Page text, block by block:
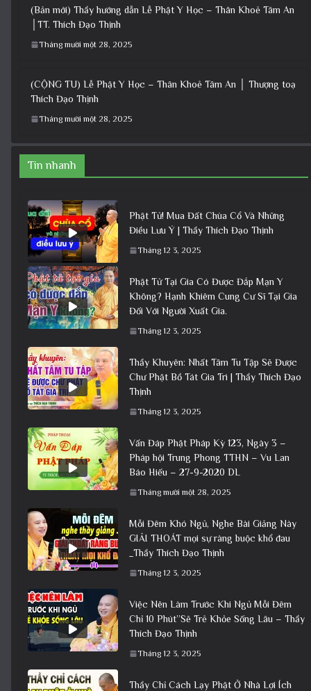
(Bản mới) Thầy hướng dẫn Lễ Phật Y Học – Thân Khoẻ Tâm An
│TT. Thích Đạo Thịnh
Tháng mười một 28, 2025
(CỘNG TU) Lễ Phật Y Học – Thân Khoẻ Tâm An │ Thượng toạ
Thích Đạo Thịnh
Tháng mười một 28, 2025
Tin nhanh
Phật Tử! Mua Đất Chùa Cổ Và Những
Điều Lưu Ý | Thầy Thích Đạo Thịnh
Tháng 12 3, 2025
Phật Tử Tại Gia Có Được Đắp Mạn Y
Không? Hạnh Khiêm Cung Cư Sĩ Tại Gia
Đối Với Người Xuất Gia.
Tháng 12 3, 2025
Thầy Khuyên: Nhất Tâm Tu Tập Sẽ Được
Chư Phật Bồ Tát Gia Trì | Thầy Thích Đạo
Thịnh
Tháng 12 3, 2025
Vấn Đáp Phật Pháp Kỳ 123, Ngày 3 –
Pháp hội Trung Phong TTHN – Vu Lan
Báo Hiếu – 27-9-2020 DL
Tháng mười một 28, 2025
Mỗi Đêm Khó Ngủ, Nghe Bài Giảng Này
GIẢI THOÁT mọi sự ràng buộc khổ đau
_Thầy Thích Đạo Thịnh
Tháng 12 3, 2025
Việc Nên Làm Trước Khi Ngủ Mỗi Đêm
Chỉ 10 Phút”Sẽ Trẻ Khỏe Sống Lâu – Thầy
Thích Đạo Thịnh
Tháng 12 3, 2025
Thầy Chỉ Cách Lạy Phật Ở Nhà Lợi Ích